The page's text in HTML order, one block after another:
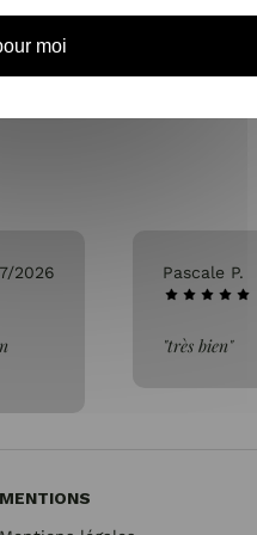
SAMEDI DE 10H À
2026 Pascale P.
"très bien"
MENTIONS
moi